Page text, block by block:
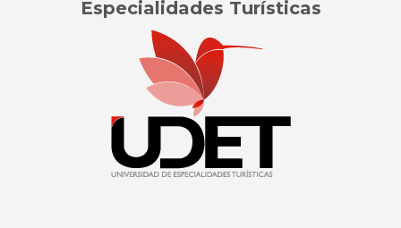
Especialidades Turísticas